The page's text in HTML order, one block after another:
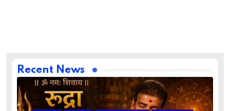
Recent News